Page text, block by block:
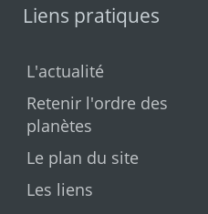
Liens pratiques
L'actualité
Retenir l'ordre des
planètes
Le plan du site
Les liens